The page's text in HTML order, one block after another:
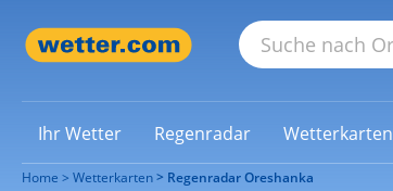
Ihr Wetter Regenradar Wetterkarten
Home Wetterkarten Regenradar Oreshanka